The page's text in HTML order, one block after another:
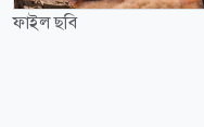
ফাইল ছবি